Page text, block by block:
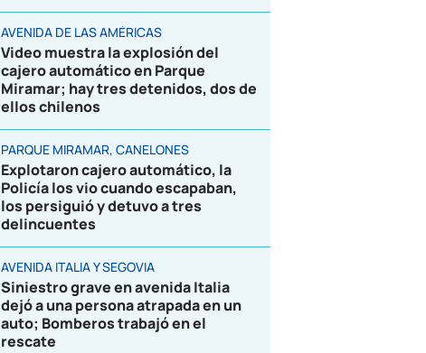
AVENIDA DE LAS AMÉRICAS
Video muestra la explosión del
cajero automático en Parque
Miramar; hay tres detenidos, dos de
ellos chilenos
PARQUE MIRAMAR, CANELONES
Explotaron cajero automático, la
Policía los vio cuando escapaban,
los persiguió y detuvo a tres
delincuentes
AVENIDA ITALIA Y SEGOVIA
Siniestro grave en avenida Italia
dejó a una persona atrapada en un
auto; Bomberos trabajó en el
rescate